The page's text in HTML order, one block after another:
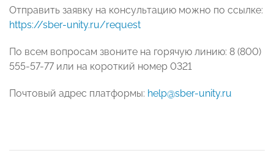
Отправить заявку на консультацию можно по ссылке:
https://sber-unity.ru/request
По всем вопросам звоните на горячую линию: 8 (800)
555-57-77 или на короткий номер 0321
Почтовый адрес платформы: help@sber-unity.ru